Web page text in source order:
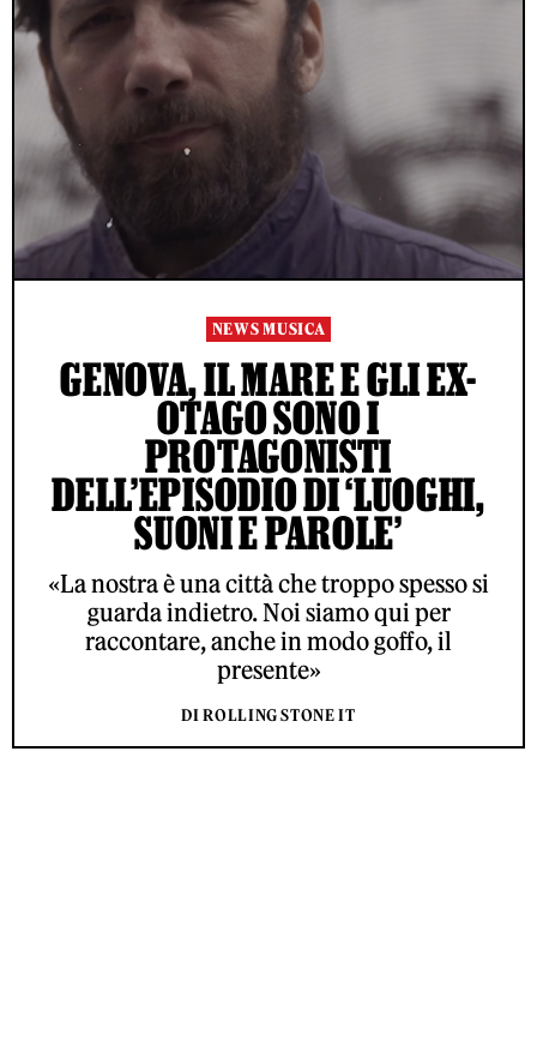
NEWS MUSICA
GENOVA, IL MARE E GLI EX-
OTAGO SONO I
PROTAGONISTI
DELL’EPISODIO DI ‘LUOGHI,
SUONI E PAROLE’
«La nostra è una città che troppo spesso si
guarda indietro. Noi siamo qui per
raccontare, anche in modo goffo, il
presente»
DI ROLLING STONE IT